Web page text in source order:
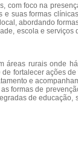
foco na
suas formas
abordando
escola e
rurais onde
fortalecer ações
e
formas de
de